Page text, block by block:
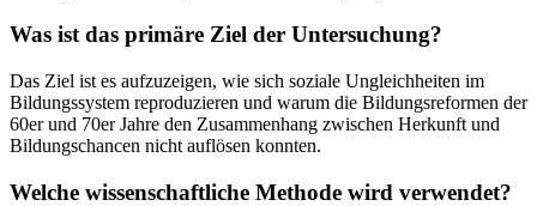
Was ist das primäre Ziel der Untersuchung?
Das Ziel ist es aufzuzeigen, wie sich soziale Ungleichheiten im
Bildungssystem reproduzieren und warum die Bildungsreformen der
60er und 70er Jahre den Zusammenhang zwischen Herkunft und
Bildungschancen nicht auflösen konnten.
Welche wissenschaftliche Methode wird verwendet?